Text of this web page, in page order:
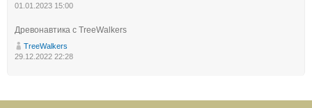
01.01.2023 15:00
Древонавтика с TreeWalkers
TreeWalkers
29.12.2022 22:28